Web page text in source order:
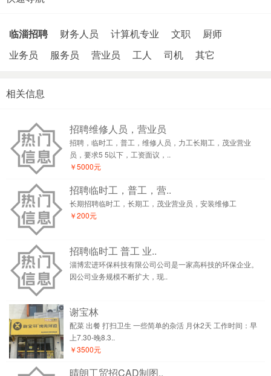
临淄招聘 财务人员 计算机专业 文职
厨师
业务员
服务员 营业员 工人 司机 其它
相关信息
招聘维修人员，营业员
招聘，临时工，普工，维修人员，力工长期工，茂业营业
员，要求5 5以下，工资面议，..
￥5000元
招聘临时工，普工，营..
长期招聘临时工，长期工，茂业营业员，安装维修工
￥200元
招聘临时工 普工 业..
淄博宏进环保科技有限公司公司是一家高科技的环保企业。
因公司业务规模不断扩大，现..
谢宝林
配菜 出餐 打扫卫生 一些简单的杂活 月休2天 工作时间：早
上7.30-晚8.3..
￥3500元
晴朗工贸招CAD制图..